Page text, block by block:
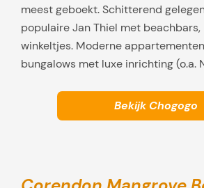
meest geboekt. Schitterend
populaire Jan Thiel met
winkeltjes. Moderne
bungalows met luxe inrichting (o.a.
Bekijk Chogogo